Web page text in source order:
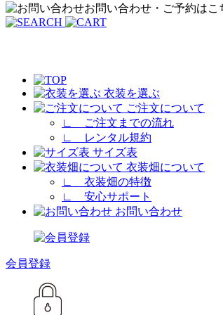
衣装を選ぶ
ご注文について
∟
ご注文までの流れ
∟
レンタル規約
サイズ表
衣装畑について
∟ 衣装畑の特徴
∟ 安心サポート
お問い合わせ
会員登録